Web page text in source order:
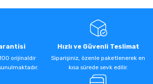
orijinaldir
Hızlı ve Güvenli Teslimat
Siparişiniz, özenle paketlenerek en
kısa sürede sevk edilir.